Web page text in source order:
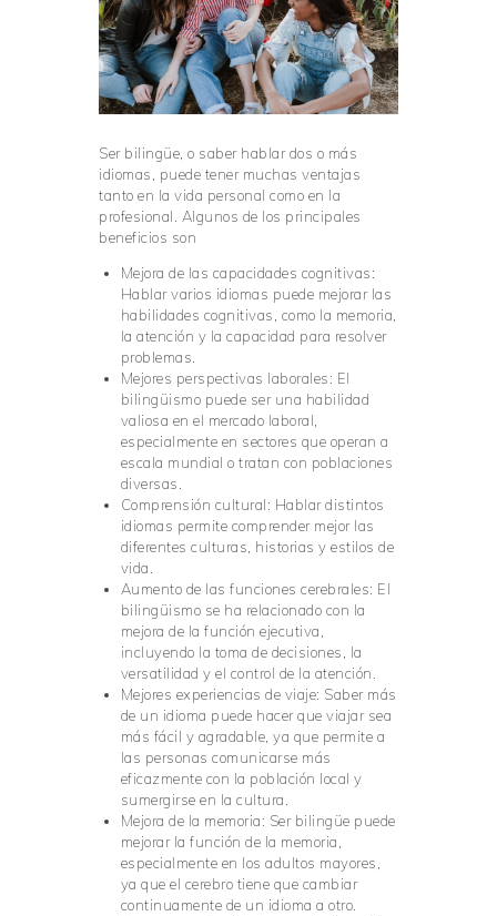
Ser bilingüe, o saber hablar dos o más
idiomas, puede tener muchas ventajas
tanto en la vida personal como en la
profesional. Algunos de los principales
beneficios son
Mejora de las capacidades cognitivas:
Hablar varios idiomas puede mejorar las
habilidades cognitivas, como la memoria,
la atención y la capacidad para resolver
problemas.
Mejores perspectivas laborales: El
bilingüismo puede ser una habilidad
valiosa en el mercado laboral,
especialmente en sectores que operan a
escala mundial o tratan con poblaciones
diversas.
Comprensión cultural: Hablar distintos
idiomas permite comprender mejor las
diferentes culturas, historias y estilos de
vida.
Aumento de las funciones cerebrales: El
bilingüismo se ha relacionado con la
mejora de la función ejecutiva,
incluyendo la toma de decisiones, la
versatilidad y el control de la atención.
Mejores experiencias de viaje: Saber más
de un idioma puede hacer que viajar sea
más fácil y agradable, ya que permite a
las personas comunicarse más
eficazmente con la población local y
sumergirse en la cultura.
Mejora de la memoria: Ser bilingüe puede
mejorar la función de la memoria,
especialmente en los adultos mayores,
ya que el cerebro tiene que cambiar
continuamente de un idioma a otro.